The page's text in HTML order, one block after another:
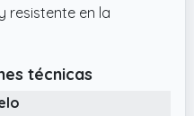
resistente en la
técnicas